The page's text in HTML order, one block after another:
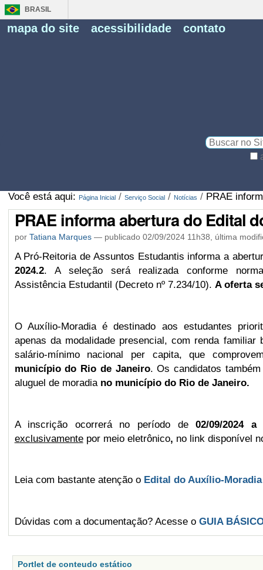
BRASIL
mapa do site acessibilidade contato
Você está aqui: Página Inicial / Serviço Social / Notícias / PRAE
PRAE informa abertura do Edital
por Tatiana Marques— publicado02/09/2024 11h38, última
A Pró-Reitoria de Assuntos Estudantis informa a
2024.2. A seleção será realizada conforme
Assistência Estudantil (Decreto nº 7.234/10). A oferta
O Auxílio-Moradia é destinado aos estudantes
apenas da modalidade presencial, com renda
salário-mínimo nacional per capita, que
município do Rio de Janeiro.Os candidatos
aluguel de moradia no município do Rio de Janeiro.
A inscrição ocorrerá no período de02/09/2024
exclusivamentepor meio eletrônico, no link disponível
Leia com bastante atenção o Edital do Auxílio-Moradia
Dúvidas com a documentação?Acesse o GUIA
Portlet de conteudo estático